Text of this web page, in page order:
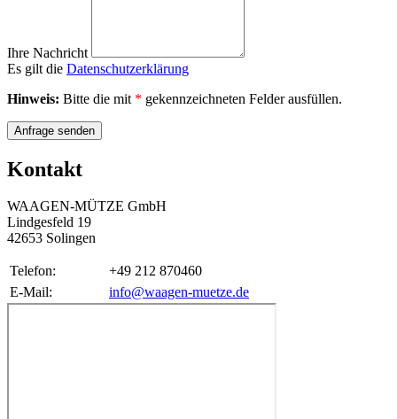
Ihre Nachricht
Es gilt die Datenschutzerklärung
Hinweis: Bitte die mit * gekennzeichneten Felder ausfüllen.
Anfrage senden
Kontakt
WAAGEN-MÜTZE GmbH
Lindgesfeld 19
42653 Solingen
Telefon:
+49 212 870460
E-Mail:
info@waagen-muetze.de